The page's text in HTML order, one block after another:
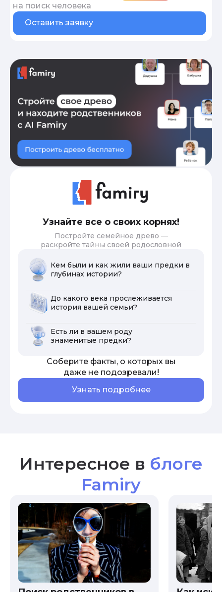
на поиск человека
Оставить заявку
Узнайте все о своих корнях!
Постройте семейное древо —
раскройте тайны своей родословной
Кем были и как жили ваши предки в
глубинах истории?
До какого века прослеживается
история вашей семьи?
Есть ли в вашем роду
знаменитые предки?
Соберите факты, о которых вы
даже не подозревали!
Узнать подробнее
Интересное в блоге
Famiry